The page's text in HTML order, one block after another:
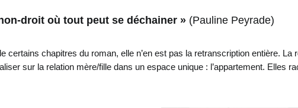
droit où tout peut se déchainer » (Pauline Peyrade)
chapitres du roman, elle n’en est pas la retranscription entière. La
sur la relation mère/fille dans un espace unique : l’appartement. Elles